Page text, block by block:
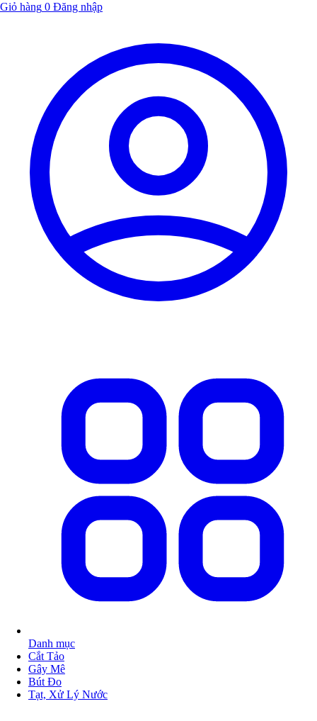
Giỏ hàng 0 Đăng nhập
Danh mục
Cắt Tảo
Gây Mê
Bút Đo
Tạt, Xử Lý Nước